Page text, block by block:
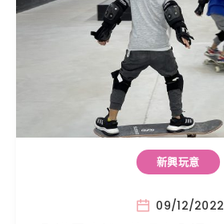
新興玩意
09/12/2022